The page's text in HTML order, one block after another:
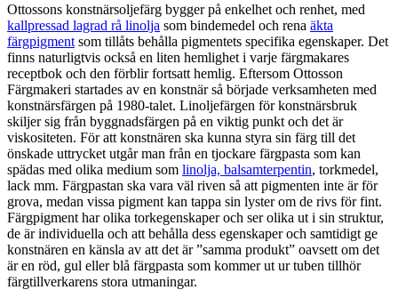
Ottossons konstnärsoljefärg bygger på enkelhet och renhet, med
kallpressad lagrad rå linolja som bindemedel och rena äkta
färgpigment som tillåts behålla pigmentets specifika egenskaper. Det
finns naturligtvis också en liten hemlighet i varje färgmakares
receptbok och den förblir fortsatt hemlig. Eftersom Ottosson
Färgmakeri startades av en konstnär så började verksamheten med
konstnärsfärgen på 1980-talet. Linoljefärgen för konstnärsbruk
skiljer sig från byggnadsfärgen på en viktig punkt och det är
viskositeten. För att konstnären ska kunna styra sin färg till det
önskade uttrycket utgår man från en tjockare färgpasta som kan
spädas med olika medium som linolja, balsamterpentin, torkmedel,
lack mm. Färgpastan ska vara väl riven så att pigmenten inte är för
grova, medan vissa pigment kan tappa sin lyster om de rivs för fint.
Färgpigment har olika torkegenskaper och ser olika ut i sin struktur,
de är individuella och att behålla dess egenskaper och samtidigt ge
konstnären en känsla av att det är ”samma produkt” oavsett om det
är en röd, gul eller blå färgpasta som kommer ut ur tuben tillhör
färgtillverkarens stora utmaningar.